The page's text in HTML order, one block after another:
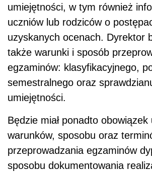
umiejętności, w tym również
uczniów lub rodziców o
uzyskanych ocenach. Dyrektor
także warunki i sposób
egzaminów: klasyfikacyjnego,
semestralnego oraz
umiejętności.
Będzie miał ponadto obowiązek
warunków, sposobu oraz
przeprowadzania egzaminów
sposobu dokumentowania